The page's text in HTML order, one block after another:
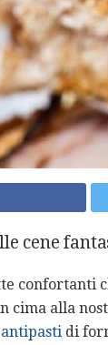
cene
confortanti
cima alla
antipasti di